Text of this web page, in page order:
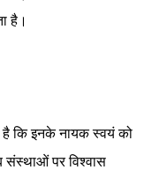
है।
है कि इनके नायक स्वयं को
संस्थाओं पर विश्वास